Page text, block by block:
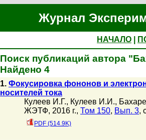
Журнал
НАЧАЛО
Поиск публикаций автора
Найдено 4
1. Фокусировка фононов и
носителей тока
Кулеев И.Г., Кулеев И.И.,
ЖЭТФ, 2016 г., Том 150, Вып. 3,
PDF (514.9K)